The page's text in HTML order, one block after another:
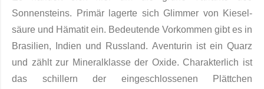
Sonnensteins. Primär lagerte sich Glimmer von Kiesel­
säure und Hämatit ein. Bedeutende Vorkommen gibt es in
Brasilien, Indien und Russland. Aventurin ist ein Quarz
und zählt zur Mineralklasse der Oxide. Charakterlich ist
das schillern der eingeschlossenen Plättchen